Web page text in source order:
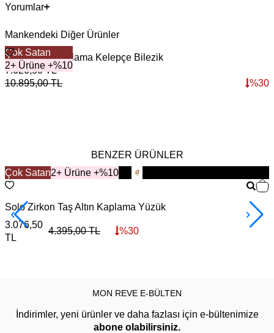
Yorumlar
Mankendeki Diğer Ürünler
Çok Satan
2+ Ürüne +%10
Liv Gümüş Kaplama Kelepçe Bilezik
7.626,50TL
10.895,00TL %30
BENZER ÜRÜNLER
Çok Satan2+ Ürüne +%10
YENİ
Solo Zirkon Taş Altın Kaplama Yüzük
3.076,50
TL
4.395,00TL %30
MON REVE E-BÜLTEN
İndirimler, yeni ürünler ve daha fazlası için e-bültenimize
abone olabilirsiniz.